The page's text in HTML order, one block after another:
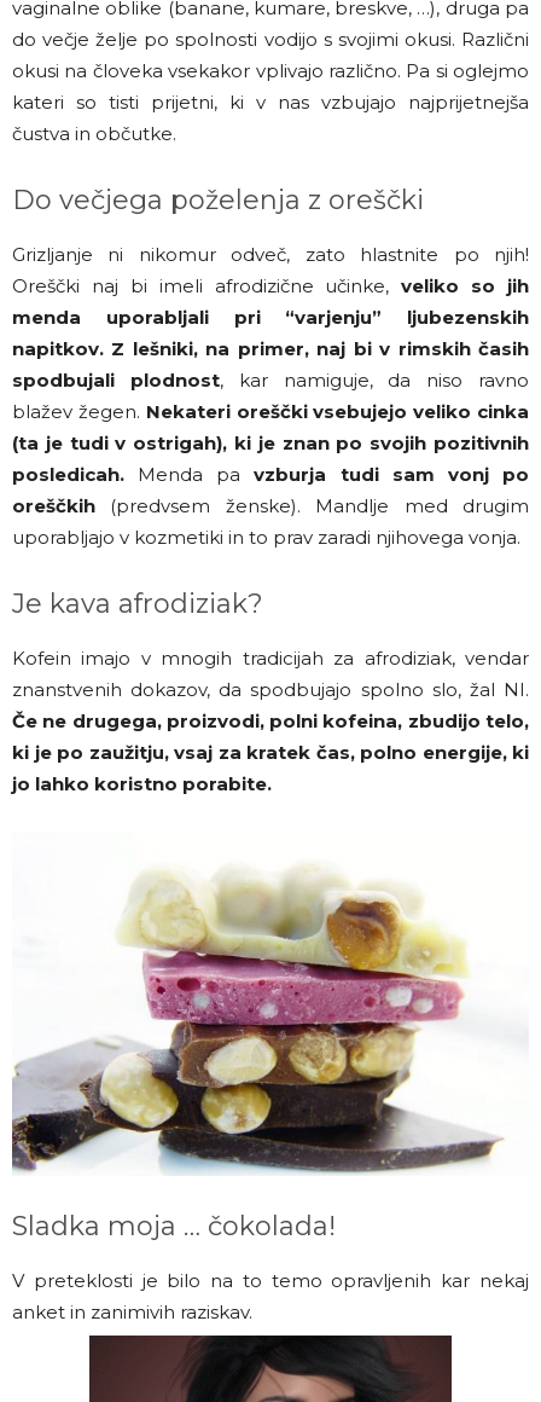
vaginalne oblike (banane, kumare, breskve, …), druga pa
do večje želje po spolnosti vodijo s svojimi okusi. Različni
okusi na človeka vsekakor vplivajo različno. Pa si oglejmo
kateri so tisti prijetni, ki v nas vzbujajo najprijetnejša
čustva in občutke.
Do večjega poželenja z oreščki
Grizljanje ni nikomur odveč, zato hlastnite po njih!
Oreščki naj bi imeli afrodizične učinke,veliko so jih
menda uporabljali pri “varjenju” ljubezenskih
napitkov. Z lešniki, na primer, naj bi v rimskih časih
spodbujali plodnost, kar namiguje, da niso ravno
blažev žegen. Nekateri oreščki vsebujejo veliko cinka
(ta je tudi v ostrigah), ki je znan po svojih pozitivnih
posledicah. Menda pavzburja tudi sam vonj po
oreščkih (predvsem ženske). Mandlje med drugim
uporabljajo v kozmetiki in to prav zaradi njihovega vonja.
Je kava afrodiziak?
Kofein imajo v mnogih tradicijah za afrodiziak, vendar
znanstvenih dokazov, da spodbujajo spolno slo, žal NI.
Če ne drugega, proizvodi, polni kofeina, zbudijo telo,
ki je po zaužitju, vsaj za kratek čas, polno energije, ki
jo lahko koristno porabite.
Sladka moja … čokolada!
V preteklosti je bilo na to temo opravljenih kar nekaj
anket in zanimivih raziskav.